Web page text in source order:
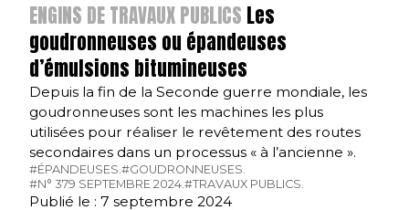
ENGINS DE TRAVAUX PUBLICS Les
goudronneuses ou épandeuses
d’émulsions bitumineuses
Depuis la fin de la Seconde guerre mondiale, les
goudronneuses sont les machines les plus
utilisées pour réaliser le revêtement des routes
secondaires dans un processus « à l’ancienne ».
#ÉPANDEUSES.#GOUDRONNEUSES.
#N° 379 SEPTEMBRE 2024.#TRAVAUX PUBLICS.
Publié le : 7 septembre 2024